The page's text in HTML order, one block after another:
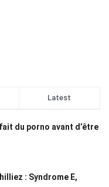
Latest
du porno avant d’être
: Syndrome E,